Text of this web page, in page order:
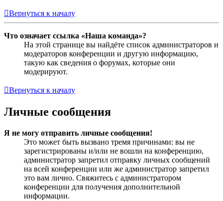
Вернуться к началу
Что означает ссылка «Наша команда»?
На этой странице вы найдёте список администраторов и
модераторов конференции и другую информацию,
такую как сведения о форумах, которые они
модерируют.
Вернуться к началу
Личные сообщения
Я не могу отправить личные сообщения!
Это может быть вызвано тремя причинами: вы не
зарегистрированы и/или не вошли на конференцию,
администратор запретил отправку личных сообщений
на всей конференции или же администратор запретил
это вам лично. Свяжитесь с администратором
конференции для получения дополнительной
информации.